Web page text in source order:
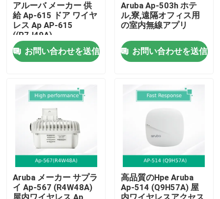
ホーム
製品
動画
私たちについて
工場見学
アルーバ メーカー 供
給 Ap-615 ドア ワイヤ
レス Ap AP-615
((R7J49A)
お問い合わせを送信
Aruba Ap-503h ホテ
ル,寮,遠隔オフィス用
の室内無線アプリ
お問い合わせを送信
Aruba メーカー サプラ
イ Ap-567 (R4W48A)
高品質のHpe Aruba
Ap-514 (Q9H57A) 屋